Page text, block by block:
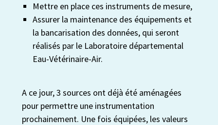
Mettre en place ces instruments de mesure,
Assurer la maintenance des équipements et
la bancarisation des données, qui seront
réalisés par le Laboratoire départemental
Eau-Vétérinaire-Air.
A ce jour, 3 sources ont déjà été aménagées
pour permettre une instrumentation
prochainement. Une fois équipées, les valeurs